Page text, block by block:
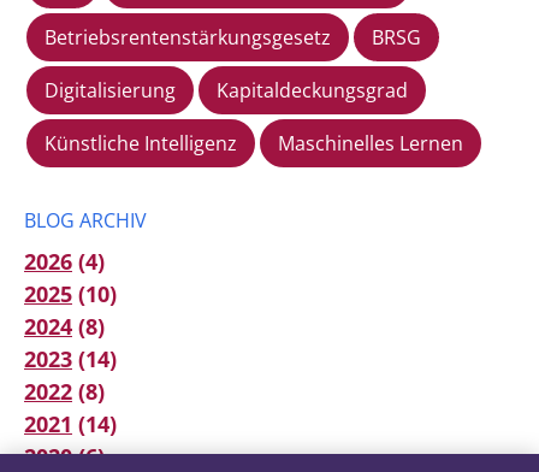
Betriebsrentenstärkungsgesetz
BRSG
Digitalisierung
Kapitaldeckungsgrad
Künstliche Intelligenz
Maschinelles Lernen
BLOG ARCHIV
2026 (4)
2025 (10)
2024 (8)
2023 (14)
2022 (8)
2021 (14)
2020(6)